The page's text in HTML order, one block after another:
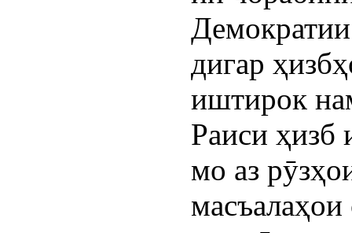
дигар
иштирок
Раиси ҳизб
мо аз